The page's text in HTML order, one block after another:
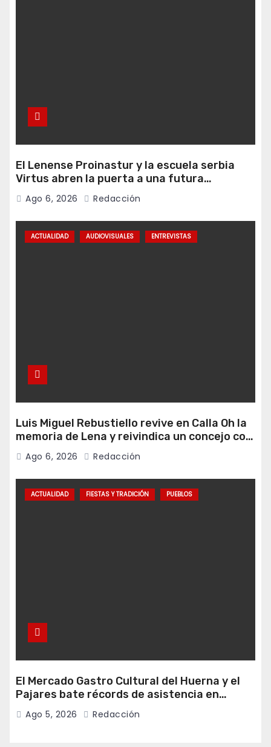
El Lenense Proinastur y la escuela serbia
Virtus abren la puerta a una futura
colaboración internacional
Ago 6, 2026 Redacción
ACTUALIDAD AUDIOVISUALES ENTREVISTAS
Luis Miguel Rebustiello revive en Calla Oh la
memoria de Lena y reivindica un concejo con
más ambición de futuro
Ago 6, 2026 Redacción
ACTUALIDAD FIESTAS Y TRADICIÓN PUEBLOS
El Mercado Gastro Cultural del Huerna y el
Pajares bate récords de asistencia en
Campomanes
Ago 5, 2026 Redacción